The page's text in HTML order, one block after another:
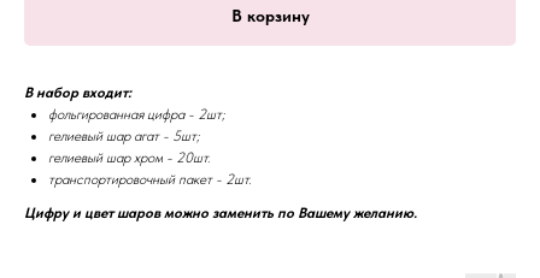
В корзину
В набор входит:
фольгированная цифра - 2шт;
гелиевый шар агат - 5шт;
гелиевый шар хром - 20шт.
транспортировочный пакет - 2шт.
Цифру и цвет шаров можно заменить по Вашему желанию.